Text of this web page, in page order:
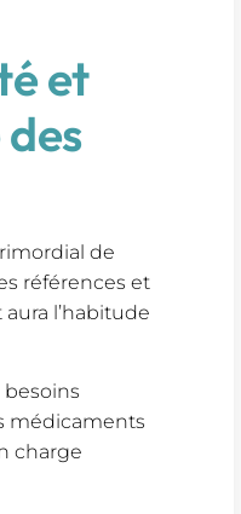
et
de
références et
l’habitude
médicaments
charge